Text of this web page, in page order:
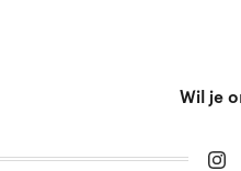
Wil je